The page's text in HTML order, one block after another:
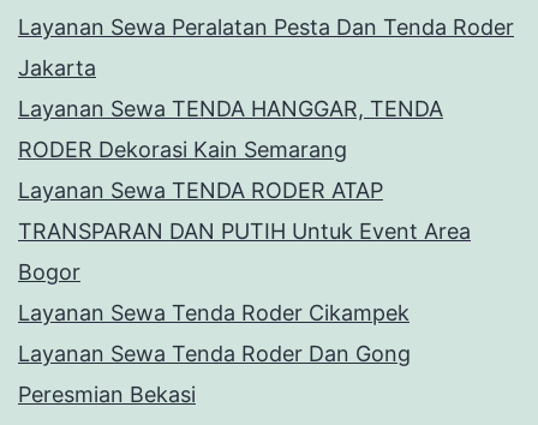
Layanan Sewa Peralatan Pesta Dan Tenda Roder
Jakarta
Layanan Sewa TENDA HANGGAR, TENDA
RODER Dekorasi Kain Semarang
Layanan Sewa TENDA RODER ATAP
TRANSPARAN DAN PUTIH Untuk Event Area
Bogor
Layanan Sewa Tenda Roder Cikampek
Layanan Sewa Tenda Roder Dan Gong
Peresmian Bekasi